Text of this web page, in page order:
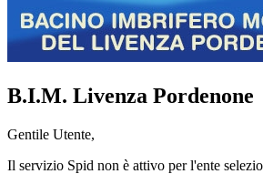
B.I.M. Livenza Pordenone
Gentile Utente,
Il servizio Spid non è attivo per l'ente